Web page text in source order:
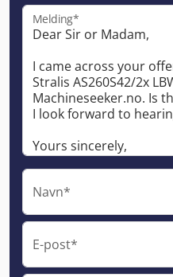
Melding*
Navn*
E-post*